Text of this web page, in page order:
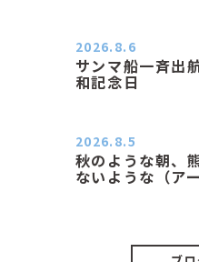
サンマ船一斉出
和記念日
2026.8.6
秋のような朝、
ないような（ア
2026.8.5